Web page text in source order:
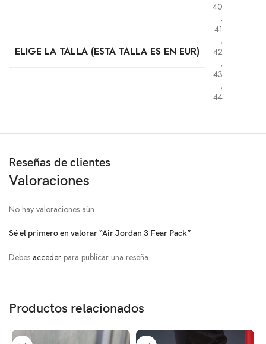
ELIGE LA TALLA (ESTA TALLA ES EN EUR)
40
,
41
,
42
,
43
,
44
Reseñas de clientes
Valoraciones
No hay valoraciones aún.
Sé el primero en valorar “Air Jordan 3 Fear Pack”
Debesacceder para publicar una reseña.
Productos relacionados